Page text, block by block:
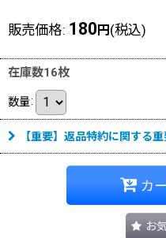
販売価格: 180 円 (税込)
在庫数16枚
数量:
【重要】返品特約に関する
カ
お